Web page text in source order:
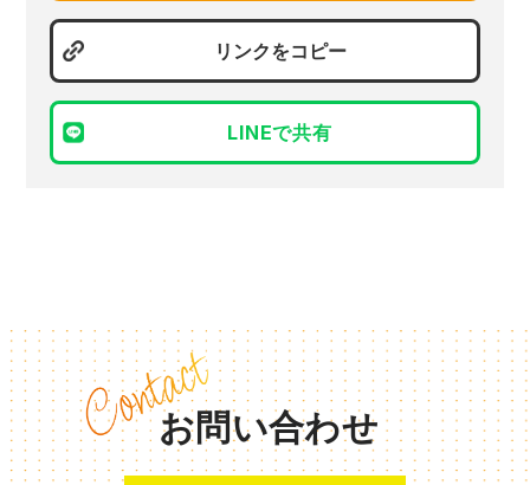
リンクをコピー
LINEで共有
お問い合わせ